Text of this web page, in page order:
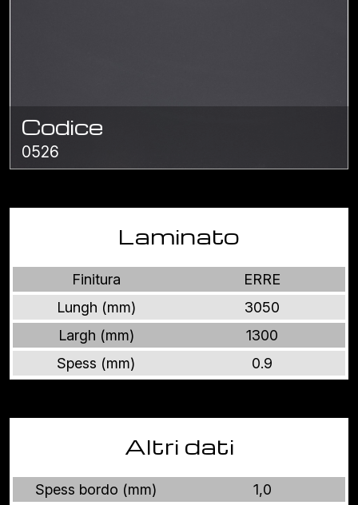
Codice
0526
Laminato
Finitura
ERRE
Lungh (mm)
3050
Largh (mm)
1300
Spess (mm)
0.9
Altri dati
Spess bordo (mm) 1,0